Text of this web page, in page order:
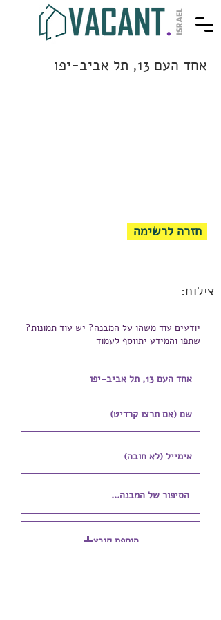
אחד העם 13, תל אביב-יפו
חזרה לרשימה
צילום:
יודעים עוד משהו על המבנה? יש עוד תמונות?
שתפו והמידע יתווסף לעמוד
הוספת קובץ